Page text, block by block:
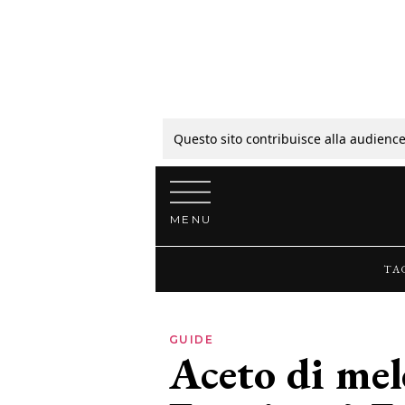
Questo sito contribuisce alla
Vai al contenuto
MENU
GUIDE
Aceto di